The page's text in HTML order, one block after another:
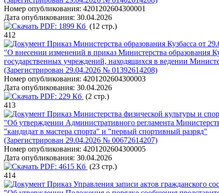
Номер опубликования: 4201202604300001
Дата опубликования: 30.04.2026
PDF: 1899 Кб (12 стр.)
412
Приказ Министерства образования Кузбасса от
"О внесении изменений в приказ Министерства образования
государственных учреждений, находящихся в ведении
(Зарегистрирован 29.04.2026 № 01392614208)
Номер опубликования: 4201202604300003
Дата опубликования: 30.04.2026
PDF: 229 Кб (2 стр.)
413
Приказ Министерства физической культуры и
"Об утверждении Административного регламента
"кандидат в мастера спорта" и "первый спортивный разряд"
(Зарегистрирован 29.04.2026 № 00672614207)
Номер опубликования: 4201202604300005
Дата опубликования: 30.04.2026
PDF: 4615 Кб (23 стр.)
414
Приказ Управления записи актов гражданского